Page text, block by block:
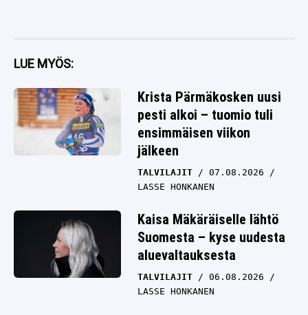
LUE MYÖS:
Krista Pärmäkosken uusi
pesti alkoi – tuomio tuli
ensimmäisen viikon
jälkeen
TALVILAJIT
07.08.2026
LASSE HONKANEN
Kaisa Mäkäräiselle lähtö
Suomesta – kyse uudesta
aluevaltauksesta
TALVILAJIT
06.08.2026
LASSE HONKANEN